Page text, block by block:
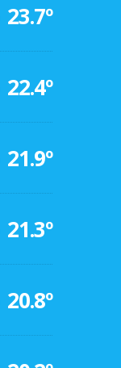
23.7º
22.4º
21.9º
21.3º
20.8º